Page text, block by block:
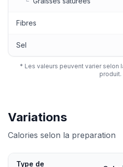
Fibres
Sel
* Les valeurs peuvent varier selon
produit.
Variations
Calories selon la preparation
Type de